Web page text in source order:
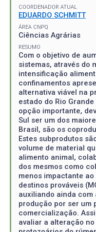
COORDENADOR ATUAL
EDUARDO SCHMITT
ÁREA CNPQ
Ciências Agrárias
RESUMO
Com o objetivo de
sistemas, através do
intensificação
confinamentos
alternativa viável na
estado do Rio
opção importante,
Sul ser um dos
Brasil, são os
Estes subprodutos
volume de material
alimento animal,
dos mesmos como
menos impactante
destinos prováveis
auxiliando ainda
produção por ser um
comercialização.
avaliar a alteração